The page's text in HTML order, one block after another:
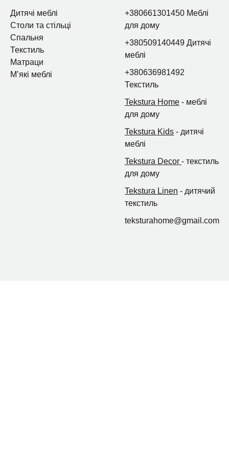
Дитячі меблі
Столи та стільці
Спальня
Текстиль
Матраци
Мʼякі меблі
+380661301450 Меблі
для дому
+380509140449 Дитячі
меблі
+380636981492
Текстиль
Tekstura Home - меблі
для дому
Tekstura Kids - дитячі
меблі
Tekstura Decor - текстиль
для дому
Tekstura Linen - дитячий
текстиль
teksturahome@gmail.com